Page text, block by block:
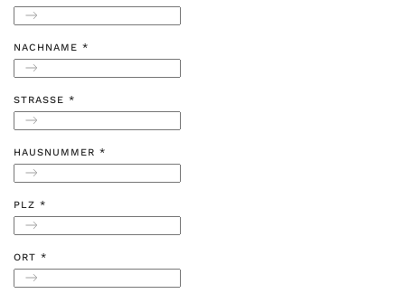
NACHNAME *
STRASSE *
HAUSNUMMER *
PLZ *
ORT *